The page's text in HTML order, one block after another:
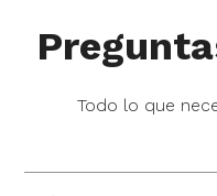
Todo lo que